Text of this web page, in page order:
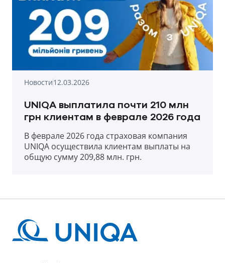
Новости12.03.2026
UNIQA выплатила почти 210 млн
грн клиентам в феврале 2026 года
В феврале 2026 года страховая компания
UNIQA осуществила клиентам выплаты на
общую сумму 209,88 млн. грн.